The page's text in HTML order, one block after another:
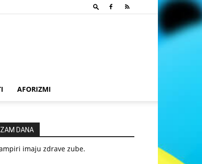
AFORIZMI
DANA
imaju zdrave zube.